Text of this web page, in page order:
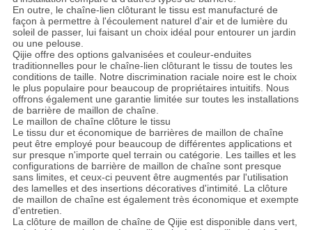
En outre, le chaîne-lien clôturant le tissu est manufacturé de
façon à permettre à l'écoulement naturel d'air et de lumière du
soleil de passer, lui faisant un choix idéal pour entourer un jardin
ou une pelouse.
Qijie offre des options galvanisées et couleur-enduites
traditionnelles pour le chaîne-lien clôturant le tissu de toutes les
conditions de taille. Notre discrimination raciale noire est le choix
le plus populaire pour beaucoup de propriétaires intuitifs. Nous
offrons également une garantie limitée sur toutes les installations
de barrière de maillon de chaîne.
Le maillon de chaîne clôture le tissu
Le tissu dur et économique de barrières de maillon de chaîne
peut être employé pour beaucoup de différentes applications et
sur presque n'importe quel terrain ou catégorie. Les tailles et les
configurations de barrière de maillon de chaîne sont presque
sans limites, et ceux-ci peuvent être augmentés par l'utilisation
des lamelles et des insertions décoratives d'intimité. La clôture
de maillon de chaîne est également très économique et exempte
d'entretien.
La clôture de maillon de chaîne de Qijie est disponible dans vert,